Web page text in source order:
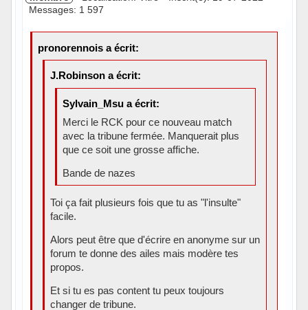
Messages: 1 597
pronorennois a écrit:
J.Robinson a écrit:
Sylvain_Msu a écrit:
Merci le RCK pour ce nouveau match
avec la tribune fermée. Manquerait plus
que ce soit une grosse affiche.
Bande de nazes
Toi ça fait plusieurs fois que tu as "l'insulte"
facile.
Alors peut être que d'écrire en anonyme sur un
forum te donne des ailes mais modère tes
propos.
Et si tu es pas content tu peux toujours
changer de tribune.